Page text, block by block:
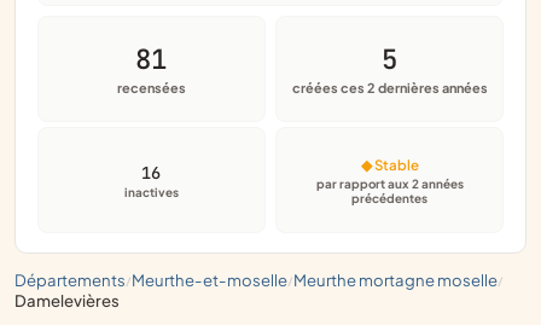
départements/ meurthe-et-moselle/ meurthe mortagne moselle/
damelevières
81
recensées
5
créées ces 2 dernières années
16
inactives
◆ Stable
par rapport aux 2 années
précédentes